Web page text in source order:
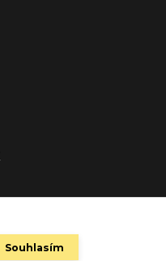
Souhlasím